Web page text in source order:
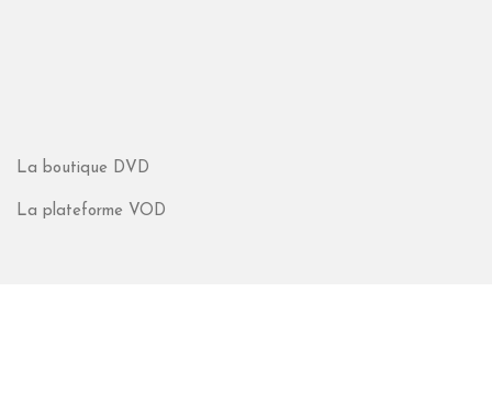
La boutique DVD
La plateforme VOD